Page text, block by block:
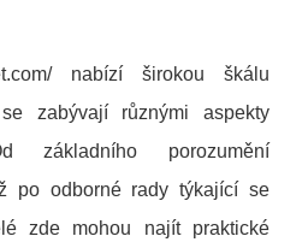
nabízí širokou škálu
zabývají různými aspekty
základního porozumění
po odborné rady týkající se
zde mohou najít praktické